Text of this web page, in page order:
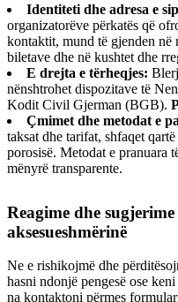
Identiteti dhe adresa e
organizatorëve përkatës që
kontaktit, mund të gjenden
biletave dhe në kushtet dhe
E drejta e tërheqjes:
nënshtrohet dispozitave të
Kodit Civil Gjerman (BGB).
Çmimet dhe metodat e
taksat dhe tarifat, shfaqet
porosisë. Metodat e pranuara
mënyrë transparente.
Reagime dhe
aksesueshmërinë
Ne e rishikojmë dhe
hasni ndonjë pengesë ose
na kontaktoni përmes